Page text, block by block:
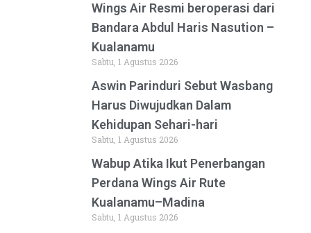
Wings Air Resmi beroperasi dari
Bandara Abdul Haris Nasution –
Kualanamu
Sabtu, 1 Agustus 2026
Aswin Parinduri Sebut Wasbang
Harus Diwujudkan Dalam
Kehidupan Sehari-hari
Sabtu, 1 Agustus 2026
Wabup Atika Ikut Penerbangan
Perdana Wings Air Rute
Kualanamu–Madina
Sabtu, 1 Agustus 2026